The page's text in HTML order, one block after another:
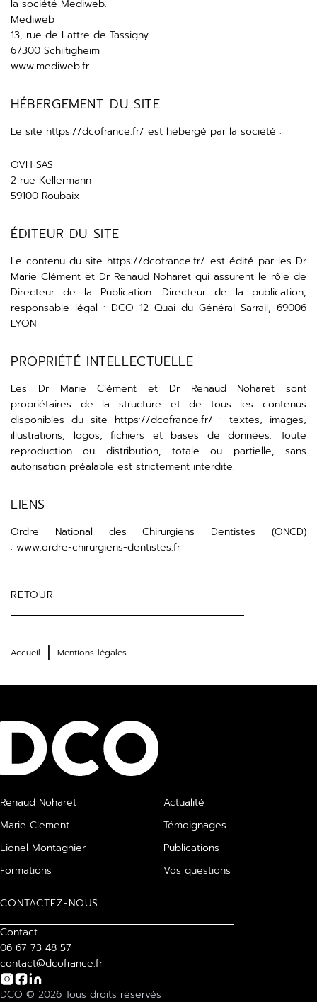
la société Mediweb.
Mediweb
13, rue de Lattre de Tassigny
67300 Schiltigheim
www.mediweb.fr
HÉBERGEMENT DU SITE
Le site https://dcofrance.fr/ est hébergé par la société :
OVH SAS
2 rue Kellermann
59100 Roubaix
ÉDITEUR DU SITE
Le contenu du site https://dcofrance.fr/ est édité par les Dr
Marie Clément et Dr Renaud Noharet qui assurent le rôle de
Directeur de la Publication. Directeur de la publication,
responsable légal : DCO 12 Quai du Général Sarrail, 69006
LYON
PROPRIÉTÉ INTELLECTUELLE
Les Dr Marie Clément et Dr Renaud Noharet sont
propriétaires de la structure et de tous les contenus
disponibles du site https://dcofrance.fr/ : textes, images,
illustrations, logos, fichiers et bases de données. Toute
reproduction ou distribution, totale ou partielle, sans
autorisation préalable est strictement interdite.
LIENS
Ordre National des Chirurgiens Dentistes (ONCD)
: www.ordre-chirurgiens-dentistes.fr
RETOUR
Accueil Mentions légales
Renaud Noharet
Marie Clement
Lionel Montagnier
Formations
Actualité
Témoignages
Publications
Vos questions
CONTACTEZ-NOUS
Contact
06 67 73 48 57
contact@dcofrance.fr
DCO © 2026 Tous droits réservés